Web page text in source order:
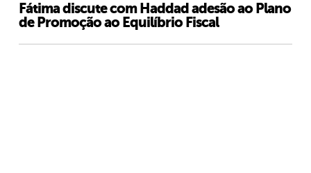
Fátima discute com Haddad adesão ao Plano
de Promoção ao Equilíbrio Fiscal